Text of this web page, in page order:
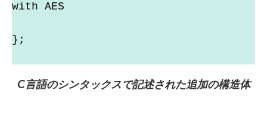
with AES
};
C言語のシンタックスで記述された追加の構造体